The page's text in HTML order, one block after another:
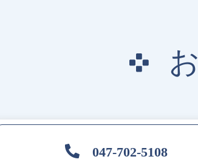
お
047-702-5108